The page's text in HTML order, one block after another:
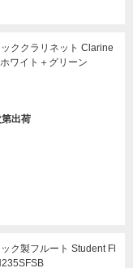
ククラリネット Clarine
ワイト＋グリーン
出荷
ク製フルート Student Fl